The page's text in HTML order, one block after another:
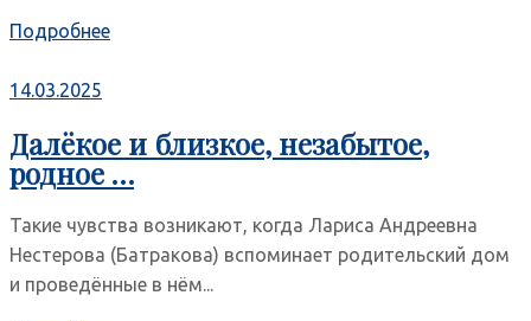
Подробнее
14.03.2025
Далёкое и близкое, незабытое,
родное …
Такие чувства возникают, когда Лариса Андреевна
Нестерова (Батракова) вспоминает родительский дом
и проведённые в нём...